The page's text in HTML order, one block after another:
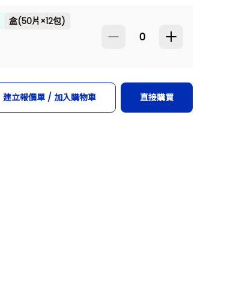
盒(50片×12包)
建立報價單 / 加入購物車 直接購買